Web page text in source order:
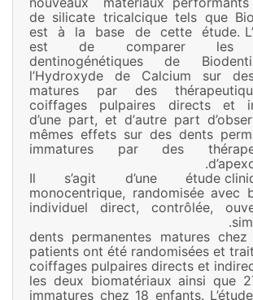
de silicate tricalcique tels que
est à la base de cette étude.
est de comparer les
dentinogénétiques de
l’Hydroxyde de Calcium sur
matures par des
coiffages pulpaires directs et
d’une part, et d’autre part
mêmes effets sur des dents
immatures par des
Il s’agit d’une étude
monocentrique, randomisée avec
individuel direct, contrôlée,
121 dents permanentes matures
patients ont été randomisées et
coiffages pulpaires directs et
les deux biomatériaux ainsi que
immatures chez 18 enfants.